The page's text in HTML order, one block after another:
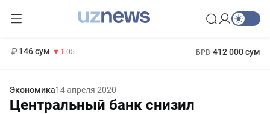
146 сум -1.05 БРВ 412 000 сум
Экономика14 апреля 2020
Центральный банк снизил